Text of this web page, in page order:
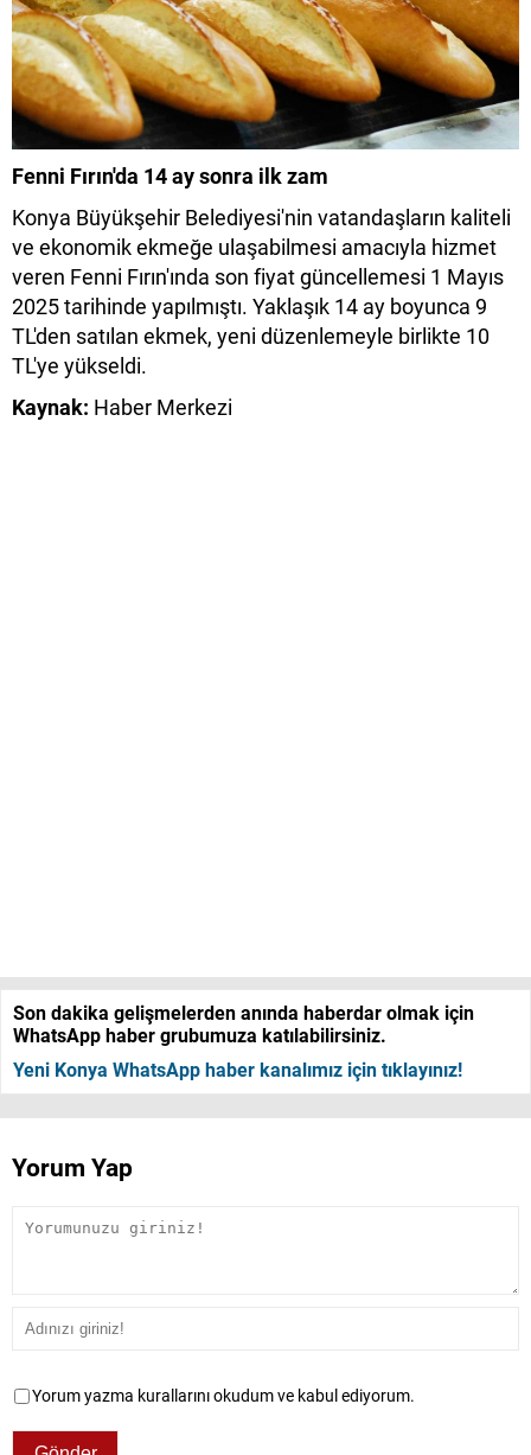
Fenni Fırın'da 14 ay sonra ilk zam
Konya Büyükşehir Belediyesi'nin vatandaşların kaliteli
ve ekonomik ekmeğe ulaşabilmesi amacıyla hizmet
veren Fenni Fırın'ında son fiyat güncellemesi 1 Mayıs
2025 tarihinde yapılmıştı. Yaklaşık 14 ay boyunca 9
TL'den satılan ekmek, yeni düzenlemeyle birlikte 10
TL'ye yükseldi.
Kaynak: Haber Merkezi
Son dakika gelişmelerden anında haberdar olmak için
WhatsApp haber grubumuza katılabilirsiniz.
Yeni Konya WhatsApp haber kanalımız için tıklayınız!
Yorum Yap
Yorum yazma kurallarını okudum ve kabul ediyorum.